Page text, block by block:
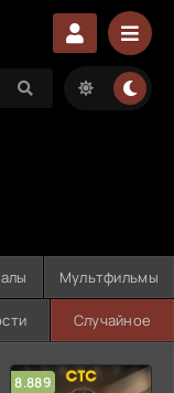
Мультфильмы
Случайное
8.889